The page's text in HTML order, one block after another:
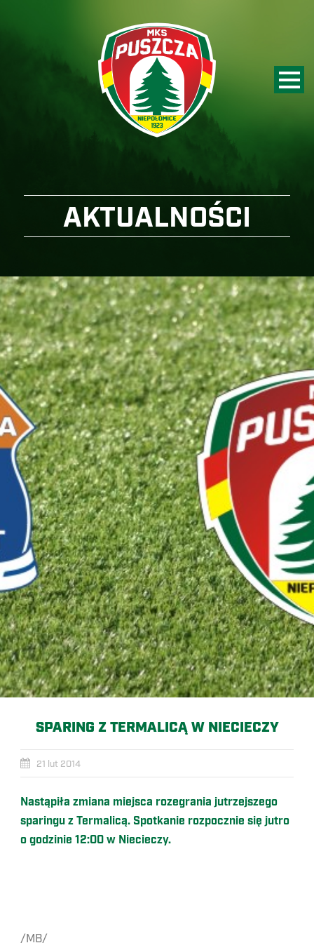
AKTUALNOŚCI
SPARING Z TERMALICĄ W NIECIECZY
21 lut 2014
Nastąpiła zmiana miejsca rozegrania jutrzejszego
sparingu z Termalicą. Spotkanie rozpocznie się jutro
o godzinie 12:00 w Niecieczy.
/MB/